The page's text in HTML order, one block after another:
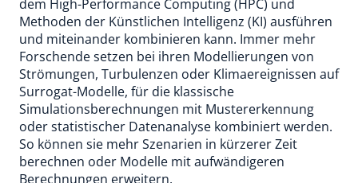
dem High-Performance Computing (HPC) und
Methoden der Künstlichen Intelligenz (KI) ausführen
und miteinander kombinieren kann. Immer mehr
Forschende setzen bei ihren Modellierungen von
Strömungen, Turbulenzen oder Klimaereignissen auf
Surrogat-Modelle, für die klassische
Simulationsberechnungen mit Mustererkennung
oder statistischer Datenanalyse kombiniert werden.
So können sie mehr Szenarien in kürzerer Zeit
berechnen oder Modelle mit aufwändigeren
Berechnungen erweitern.